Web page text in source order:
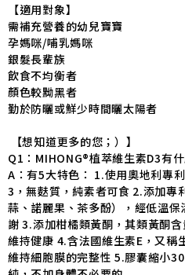
【適用對象】
需補充營養的幼兒寶寶
孕媽咪/哺乳媽咪
銀髮長輩族
飲食不均衡者
顏色較黝黑者
勤於防曬或鮮少時間曬太陽者
【想知道更多的您；）】
Q1：MIHONG®植萃維生素D3有
A：有5大特色： 1.使用奧地利專
3，無麩質，純素者可食 2.添加專
蒜、諾麗果、茶多酚），經低溫
謝 3.添加柑橘類黃酮，其類黃酮
維持健康 4.含法國維生素E，又稱
維持細胞膜的完整性 5.膠囊縮小